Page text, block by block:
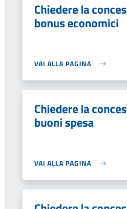
Chiedere la
bonus economici
VAI ALLA PAGINA
Chiedere la
buoni spesa
VAI ALLA PAGINA